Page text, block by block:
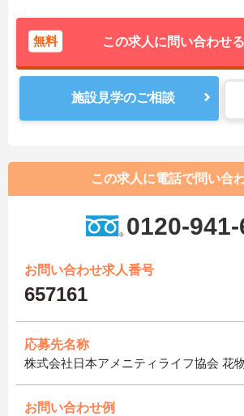
無料 この求人に問い合わせる
施設見学のご相談
この求人に電話で問い合
0120-
お問い合わせ求人番号
657161
応募先名称
株式会社日本アメニティライフ協会 花
お問い合わせ例